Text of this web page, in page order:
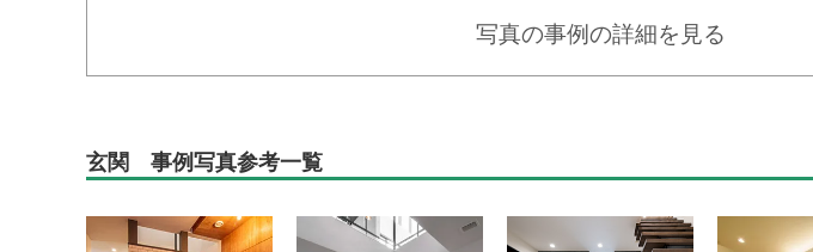
写真の事例の詳細を見る
玄関 事例写真参考一覧